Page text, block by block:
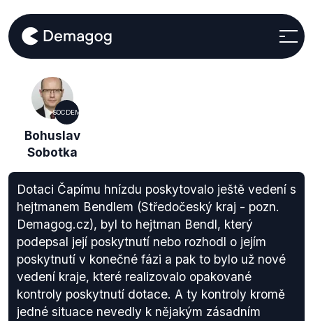
SOCDEM
Bohuslav
Sobotka
Dotaci Čapímu hnízdu poskytovalo ještě vedení s
hejtmanem Bendlem (Středočeský kraj - pozn.
Demagog.cz), byl to hejtman Bendl, který
podepsal její poskytnutí nebo rozhodl o jejím
poskytnutí v konečné fázi a pak to bylo už nové
vedení kraje, které realizovalo opakované
kontroly poskytnutí dotace. A ty kontroly kromě
jedné situace nevedly k nějakým zásadním